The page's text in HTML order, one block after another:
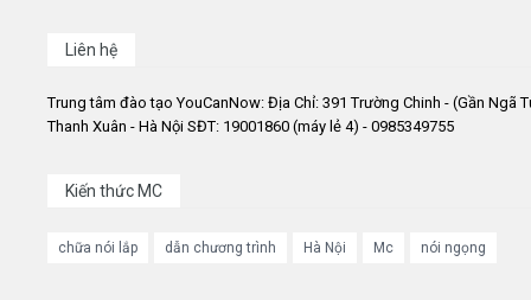
Liên hệ
Trung tâm đào tạo YouCanNow: Địa Chỉ: 391 Trường Chinh - (Gần Ngã
Thanh Xuân - Hà Nội SĐT: 19001860 (máy lẻ 4) - 0985349755
Kiến thức MC
chữa nói lắp dẫn chương trình Hà Nội Mc nói ngọng